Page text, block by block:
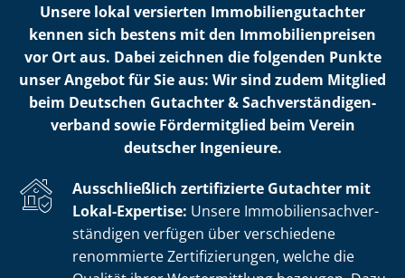
Unsere lokal versierten Im­mo­bi­li­en­gut­ach­ter
kennen sich bestens mit den Im­mo­bi­li­en­prei­sen
vor Ort aus. Dabei zeichnen die folgenden Punkte
unser Angebot für Sie aus: Wir sind zudem Mitglied
beim Deutschen Gutachter & Sach­ver­stän­di­gen­
ver­band sowie Fördermitglied beim Verein
deutscher Ingenieure.
Ausschließlich zertifizierte Gutachter mit
Lokal-Expertise: Unsere Im­mo­bi­li­en­sach­ver­
stän­di­gen verfügen über verschiedene
renommierte Zer­ti­fi­zie­run­gen, welche die